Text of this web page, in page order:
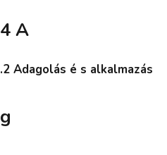
4 A
.2 Adagolás é s alkalmazás
g